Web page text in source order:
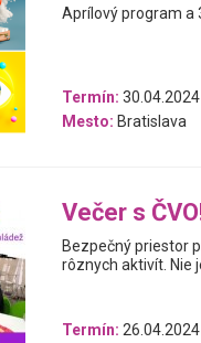
Aprílový program a
Termín:
Mesto: Bratislava
Večer s
Bezpečný priestor
rôznych aktivít. Nie
Termín: